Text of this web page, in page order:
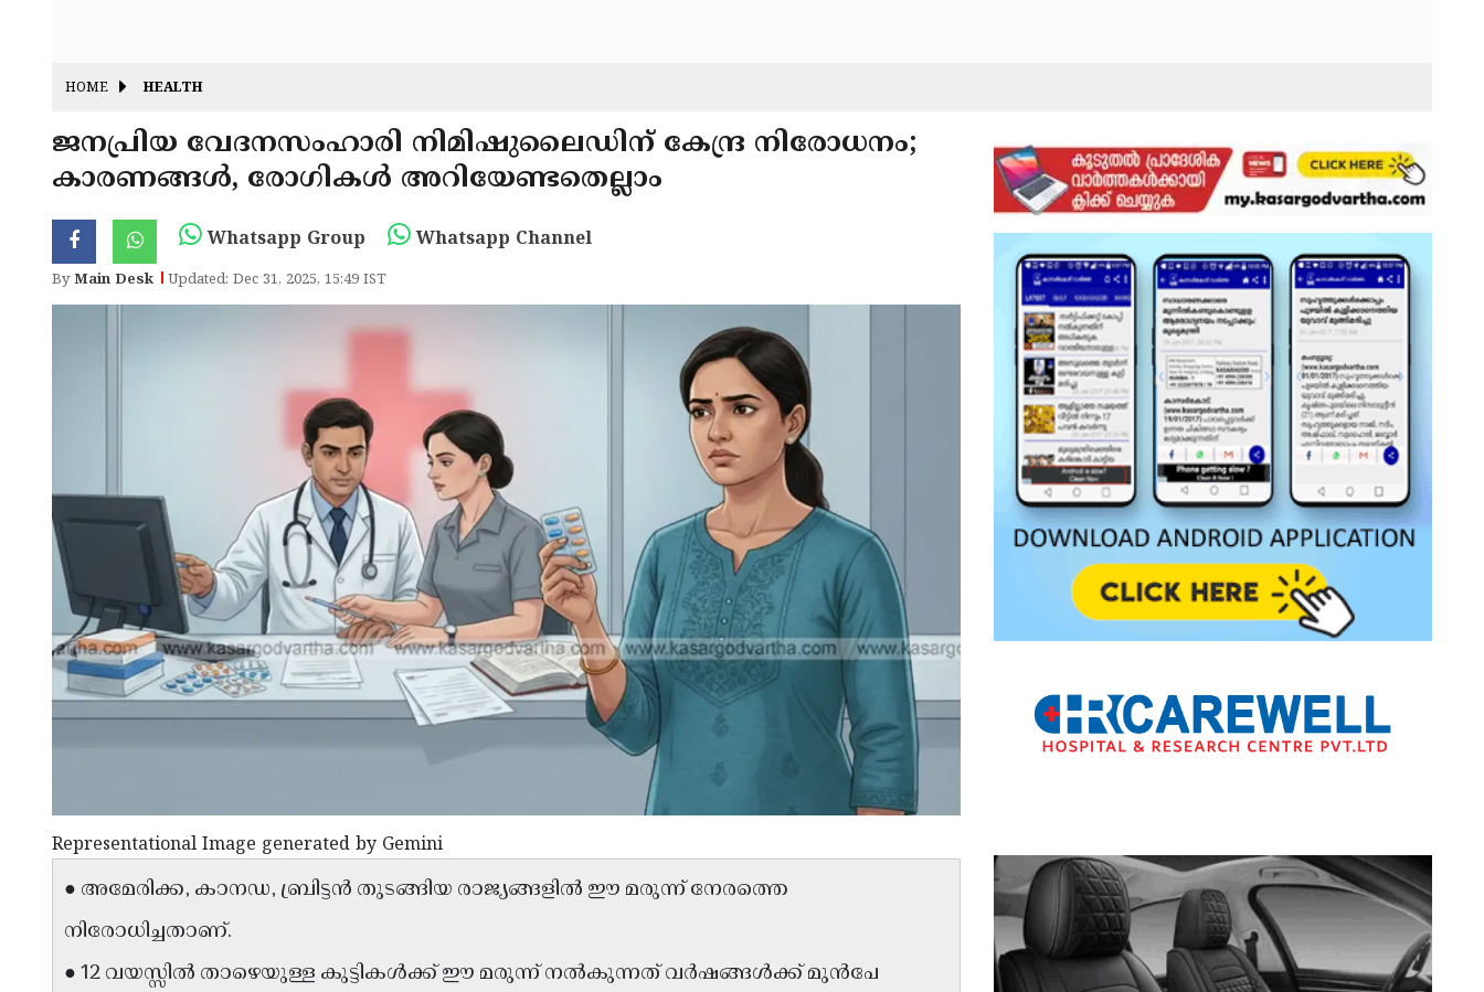
HOME HEALTH
ജനപ്രിയ വേദനസംഹാരി നിമിഷുലൈഡിന് കേന്ദ്ര നിരോധനം;
കാരണങ്ങൾ, രോഗികൾ അറിയേണ്ടതെല്ലാം
Whatsapp Group Whatsapp Channel
ByMain Desk Updated: Dec 31, 2025, 15:49 IST
Representational Image generated by Gemini
● അമേരിക്ക, കാനഡ, ബ്രിട്ടൻ തുടങ്ങിയ രാജ്യങ്ങളിൽ ഈ മരുന്ന് നേരത്തെ
നിരോധിച്ചതാണ്.
● 12 വയസ്സിൽ താഴെയുള്ള കുട്ടികൾക്ക് ഈ മരുന്ന് നൽകുന്നത് വർഷങ്ങൾക്ക് മുൻപേ